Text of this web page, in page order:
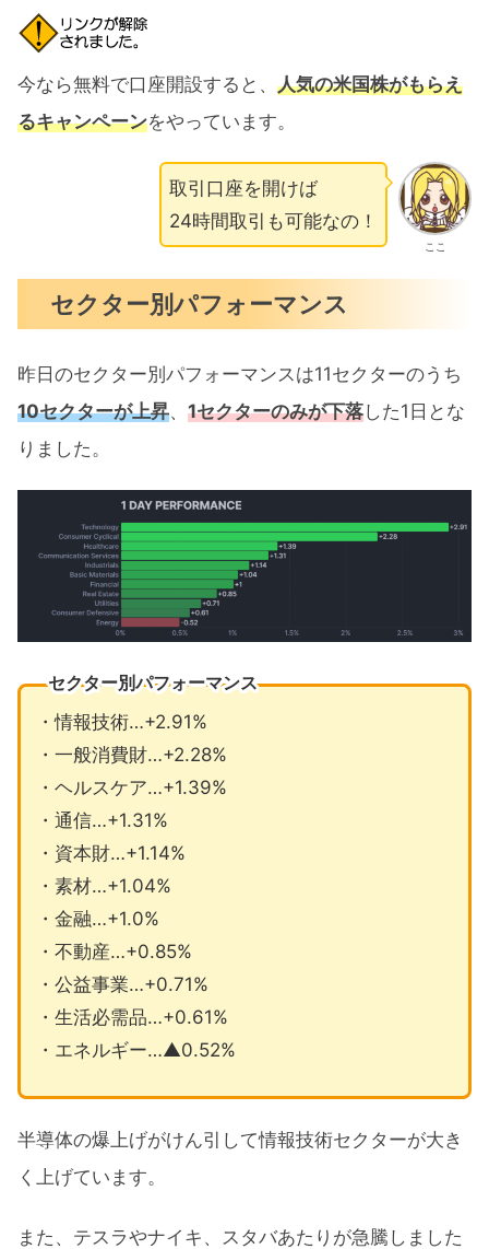
今なら無料で口座開設すると、 人気の米国株がもらえ
るキャンペーンをやっています。
ここ
取引口座を開けば
24時間取引も可能なの！
セクター別パフォーマンス
昨日のセクター別パフォーマンスは11セクターのうち
10セクターが上昇、 1セクターのみが下落した1日とな
りました。
セクター別パフォーマンス
・情報技術…+2.91%
・一般消費財…+2.28%
・ヘルスケア…+1.39%
・通信…+1.31%
・資本財…+1.14%
・素材…+1.04%
・金融…+1.0%
・不動産…+0.85%
・公益事業…+0.71%
・生活必需品…+0.61%
・エネルギー…▲0.52%
半導体の爆上げがけん引して情報技術セクターが大き
く上げています。
また、テスラやナイキ、スタバあたりが急騰しました